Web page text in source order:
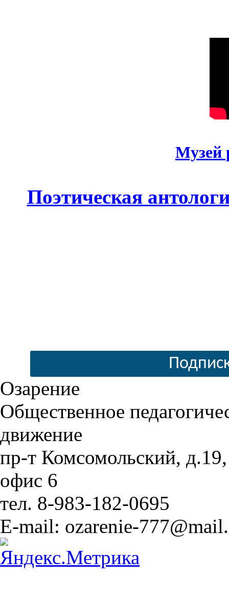
Музей
Поэтическая
Озарение
Общественное
движение
пр-т Комсомольский, д.19,
офис 6
тел. 8-983-182-0695
E-mail: ozarenie-